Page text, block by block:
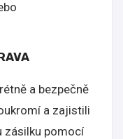
a bezpečně
a zajistili
zásilku pomocí